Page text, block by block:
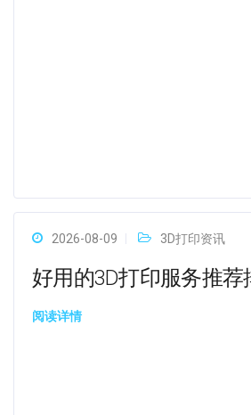
2026-08-09 3D打印资讯
好用的3D打印服务推荐
阅读详情